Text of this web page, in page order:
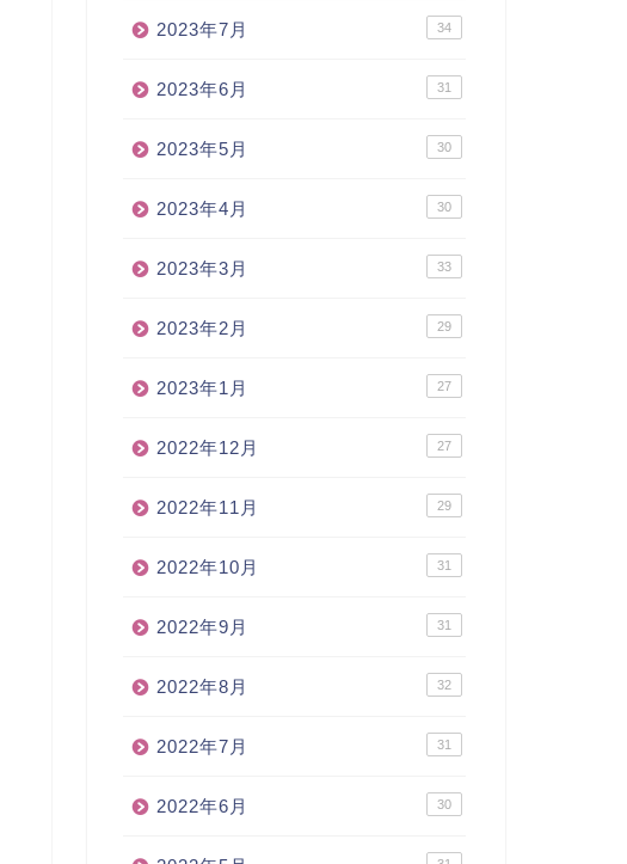
2023年7月 34
2023年6月 31
2023年5月 30
2023年4月 30
2023年3月 33
2023年2月 29
2023年1月 27
2022年12月 27
2022年11月 29
2022年10月 31
2022年9月 31
2022年8月 32
2022年7月 31
2022年6月 30